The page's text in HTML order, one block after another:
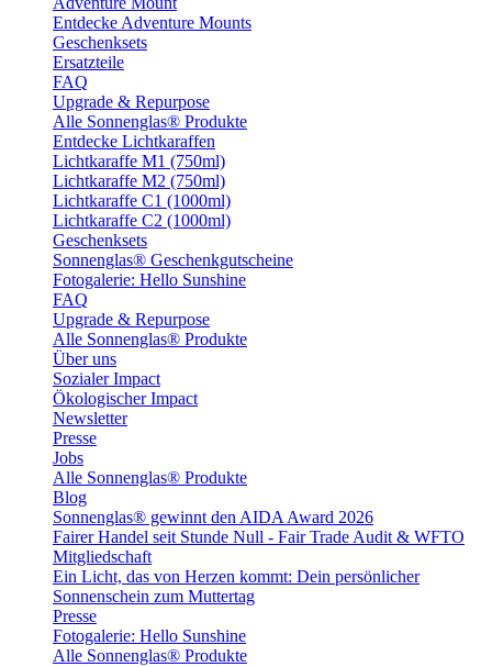
Entdecke Adventure Mounts
Geschenksets
Ersatzteile
FAQ
Upgrade & Repurpose
Alle Sonnenglas® Produkte
Entdecke Lichtkaraffen
Lichtkaraffe M1 (750ml)
Lichtkaraffe M2 (750ml)
Lichtkaraffe C1 (1000ml)
Lichtkaraffe C2 (1000ml)
Geschenksets
Sonnenglas® Geschenkgutscheine
Fotogalerie: Hello Sunshine
FAQ
Upgrade & Repurpose
Alle Sonnenglas® Produkte
Über uns
Sozialer Impact
Ökologischer Impact
Newsletter
Presse
Jobs
Alle Sonnenglas® Produkte
Blog
Sonnenglas® gewinnt den AIDA Award 2026
Fairer Handel seit Stunde Null - Fair Trade Audit & WFTO
Mitgliedschaft
Ein Licht, das von Herzen kommt: Dein persönlicher
Sonnenschein zum Muttertag
Presse
Fotogalerie: Hello Sunshine
Alle Sonnenglas® Produkte